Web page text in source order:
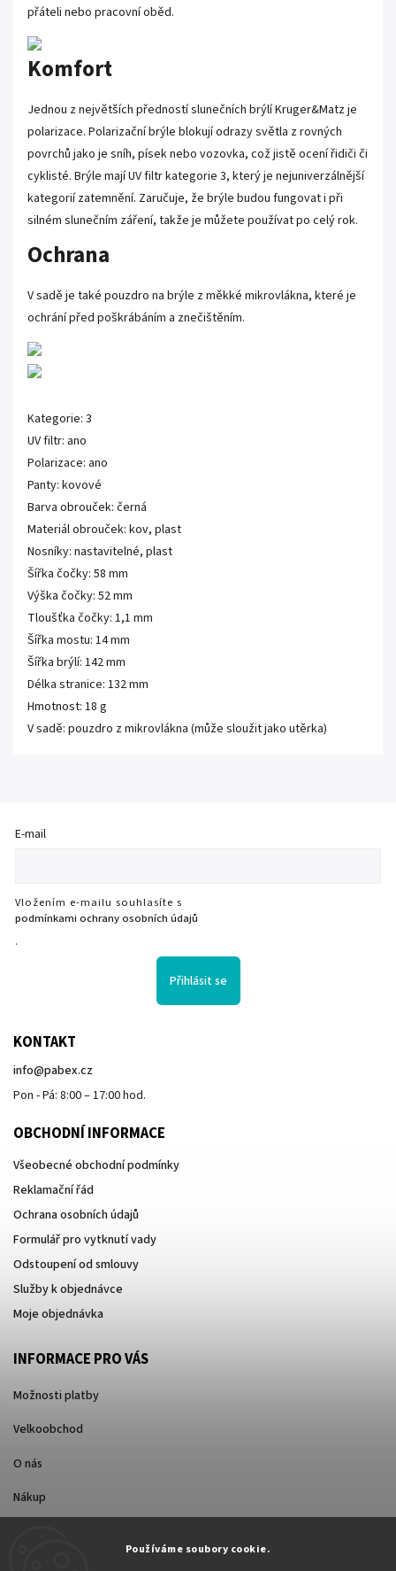
Používáme soubory cookie.
přáteli nebo pracovní oběd.
Komfort
Jednou z největších předností slunečních brýlí Kruger&Matz je
polarizace. Polarizační brýle blokují odrazy světla z rovných
povrchů jako je sníh, písek nebo vozovka, což jistě ocení řidiči či
cyklisté. Brýle mají UV filtr kategorie 3, který je nejuniverzálnější
kategorií zatemnění. Zaručuje, že brýle budou fungovat i při
silném slunečním záření, takže je můžete používat po celý rok.
Ochrana
V sadě je také pouzdro na brýle z měkké mikrovlákna, které je
ochrání před poškrábáním a znečištěním.
Kategorie: 3
UV filtr: ano
Polarizace: ano
Panty: kovové
Barva obrouček: černá
Materiál obrouček: kov, plast
Nosníky: nastavitelné, plast
Šířka čočky: 58 mm
Výška čočky: 52 mm
Tloušťka čočky: 1,1 mm
Šířka mostu: 14 mm
Šířka brýlí: 142 mm
Délka stranice: 132 mm
Hmotnost: 18 g
V sadě: pouzdro z mikrovlákna (může sloužit jako utěrka)
E-mail
Vložením e-mailu souhlasíte s
podmínkami ochrany osobních údajů
.
Přihlásit se
KONTAKT
info@pabex.cz
Pon - Pá: 8:00 – 17:00 hod.
OBCHODNÍ INFORMACE
Všeobecné obchodní podmínky
Reklamační řád
Ochrana osobních údajů
Formulář pro vytknutí vady
Odstoupení od smlouvy
Služby k objednávce
Moje objednávka
INFORMACE PRO VÁS
Možnosti platby
Velkoobchod
O nás
Nákup